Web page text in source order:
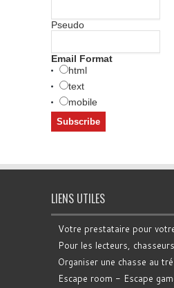
Pseudo
Email Format
html
text
mobile
LIENS UTILES
Votre prestataire pour
Pour les lecteurs,
Organiser une chasse au
Escape room - Escape